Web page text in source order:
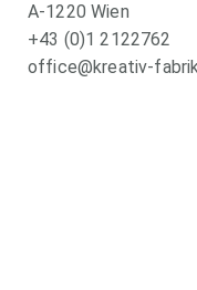
A-1220 Wien
+43 (0)1 2122762
office@kreativ-